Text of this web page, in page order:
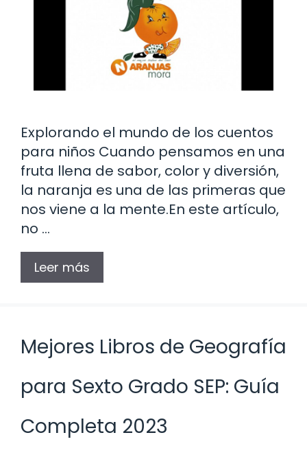
Explorando el mundo de los cuentos
para niños Cuando pensamos en una
fruta llena de sabor, color y diversión,
la naranja es una de las primeras que
nos viene a la mente.En este artículo,
no …
Leer más
Mejores Libros de Geografía
para Sexto Grado SEP: Guía
Completa 2023